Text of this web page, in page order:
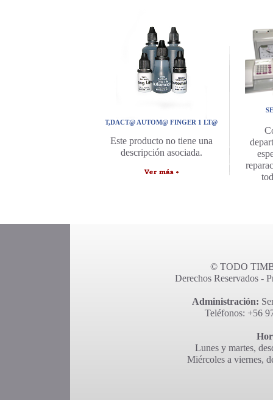
T,DACT@ AUTOM@ FINGER 1 LT@
Este producto no tiene una
descripción asociada.
© TODO
Derechos Reservados -
Administración:
Teléfonos: +56
Lunes y martes,
Miércoles a viernes,